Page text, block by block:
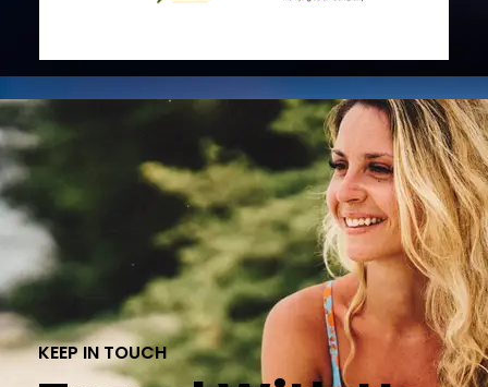
KEEP IN TOUCH